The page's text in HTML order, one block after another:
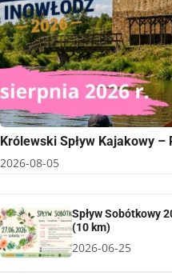
Królewski Spływ Kajakowy –
2026-08-05
Spływ Sobótkowy
(10 km)
2026-06-25